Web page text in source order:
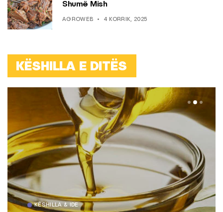
Shumë Mish
AGROWEB 4 KORRIK, 2025
KËSHILLA E DITËS
KËSHILLA & IDE